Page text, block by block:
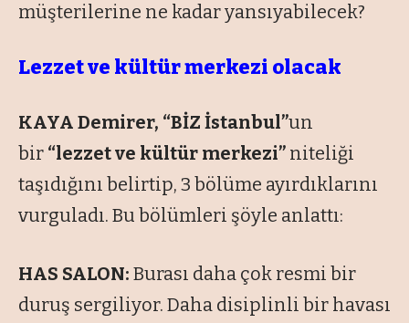
müşterilerine ne kadar yansıyabilecek?
Lezzet ve kültür merkezi olacak
KAYA Demirer, “BİZ İstanbul”un
bir “lezzet ve kültür merkezi” niteliği
taşıdığını belirtip, 3 bölüme ayırdıklarını
vurguladı. Bu bölümleri şöyle anlattı:
HAS SALON: Burası daha çok resmi bir
duruş sergiliyor. Daha disiplinli bir havası